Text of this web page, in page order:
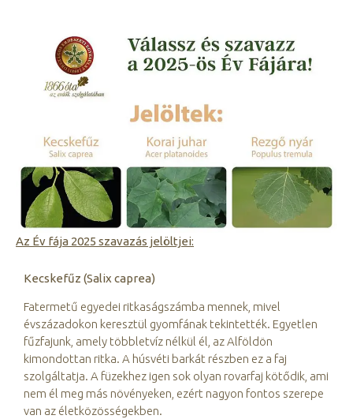
Az Év fája 2025 szavazás jelöltjei:
Kecskefűz (Salix caprea)
Fatermetű egyedei ritkaságszámba mennek, mivel
évszázadokon keresztül gyomfának tekintették. Egyetlen
fűzfajunk, amely többletvíz nélkül él, az Alföldön
kimondottan ritka. A húsvéti barkát részben ez a faj
szolgáltatja. A füzekhez igen sok olyan rovarfaj kötődik, ami
nem él meg más növényeken, ezért nagyon fontos szerepe
van az életközösségekben.